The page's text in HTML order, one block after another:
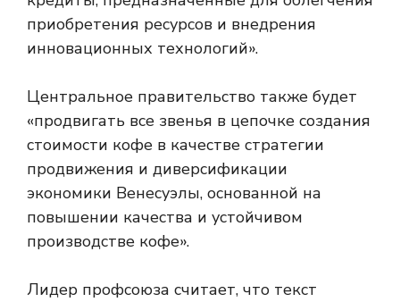
приобретения ресурсов и внедрения
инновационных технологий».
Центральное правительство также будет
«продвигать все звенья в цепочке создания
стоимости кофе в качестве стратегии
продвижения и диверсификации
экономики Венесуэлы, основанной на
повышении качества и устойчивом
производстве кофе».
Лидер профсоюза считает, что текст